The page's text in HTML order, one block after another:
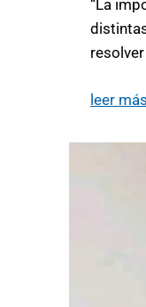
“La
leer más